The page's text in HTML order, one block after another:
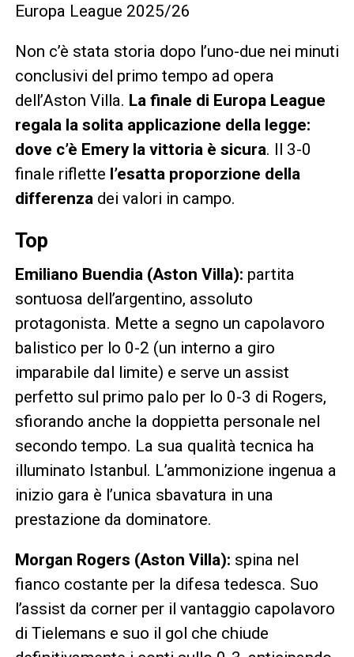
Europa League 2025/26
Non c’è stata storia dopo l’uno-due nei minuti
conclusivi del primo tempo ad opera
dell’Aston Villa. La finale di Europa League
regala la solita applicazione della legge:
dove c’è Emery la vittoria è sicura. Il 3-0
finale riflette l’esatta proporzione della
differenza dei valori in campo.
Top
Emiliano Buendia (Aston Villa): partita
sontuosa dell’argentino, assoluto
protagonista. Mette a segno un capolavoro
balistico per lo 0-2 (un interno a giro
imparabile dal limite) e serve un assist
perfetto sul primo palo per lo 0-3 di Rogers,
sfiorando anche la doppietta personale nel
secondo tempo. La sua qualità tecnica ha
illuminato Istanbul. L’ammonizione ingenua a
inizio gara è l’unica sbavatura in una
prestazione da dominatore.
Morgan Rogers (Aston Villa): spina nel
fianco costante per la difesa tedesca. Suo
l’assist da corner per il vantaggio capolavoro
di Tielemans e suo il gol che chiude